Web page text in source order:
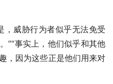
，威胁行为者似乎无法免受
”“事实上，他们似乎和其他
，因为这些正是他们用来对